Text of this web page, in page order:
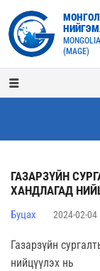
(MAGE)
ГАЗАРЗҮЙН
ХАНДЛАГАД
Буцах 2024-02-04
Газарзүйн
нийцүүлэх нь